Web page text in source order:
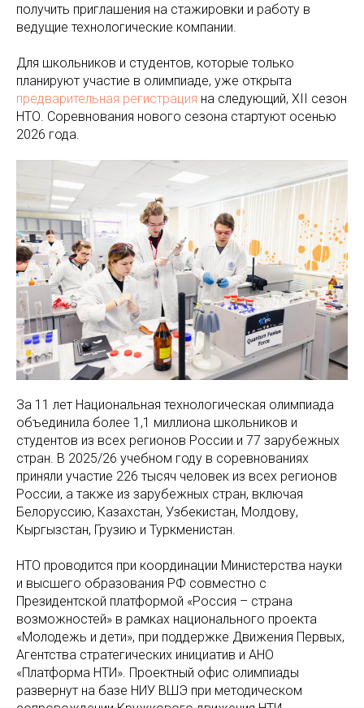
получить приглашения на стажировки и работу в
ведущие технологические компании.
Для школьников и студентов, которые только
планируют участие в олимпиаде, уже открыта
предварительная регистрация на следующий, XII сезон
НТО. Соревнования нового сезона стартуют осенью
2026 года.
За 11 лет Национальная технологическая олимпиада
объединила более 1,1 миллиона школьников и
студентов из всех регионов России и 77 зарубежных
стран. В 2025/26 учебном году в соревнованиях
приняли участие 226 тысяч человек из всех регионов
России, а также из зарубежных стран, включая
Белоруссию, Казахстан, Узбекистан, Молдову,
Кыргызстан, Грузию и Туркменистан.
НТО проводится при координации Министерства науки
и высшего образования РФ совместно с
Президентской платформой «Россия – страна
возможностей» в рамках национального проекта
«Молодежь и дети», при поддержке Движения Первых,
Агентства стратегических инициатив и АНО
«Платформа НТИ». Проектный офис олимпиады
развернут на базе НИУ ВШЭ при методическом